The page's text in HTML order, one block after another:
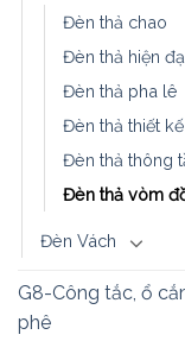
Đèn thả chao
Đèn thả hiện
Đèn thả pha lê
Đèn thả thiết kế
Đèn thả thông
Đèn thả vòm
Đèn Vách
G8-Công tắc, ổ
phê